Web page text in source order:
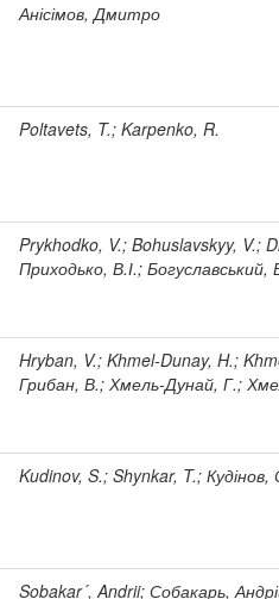
Анісімов, Дмитро
Poltavets, T.; Karpenko, R.
Prykhodko, V.; Bohuslavskyy, V.;
Приходько, В.І.;
Hryban, V.; Khmel-Dunay, H.;
Грибан, В.; Хмель-Дунай, Г.;
Kudinov, S.; Shynkar, T.;
Sobakar´, Andrii; Собакарь,